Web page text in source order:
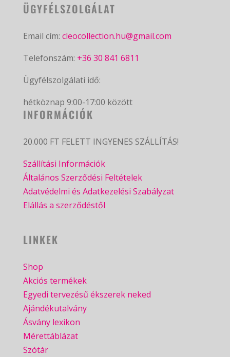
ÜGYFÉLSZOLGÁLAT
Email cím: cleocollection.hu@gmail.com
Telefonszám: +36 30 841 6811
Ügyfélszolgálati idő:
hétköznap 9:00-17:00 között
INFORMÁCIÓK
20.000 FT FELETT INGYENES SZÁLLÍTÁS!
Szállítási Információk
Általános Szerződési Feltételek
Adatvédelmi és Adatkezelési Szabályzat
Elállás a szerződéstől
LINKEK
Shop
Akciós termékek
Egyedi tervezésű ékszerek neked
Ajándékutalvány
Ásvány lexikon
Mérettáblázat
Szótár